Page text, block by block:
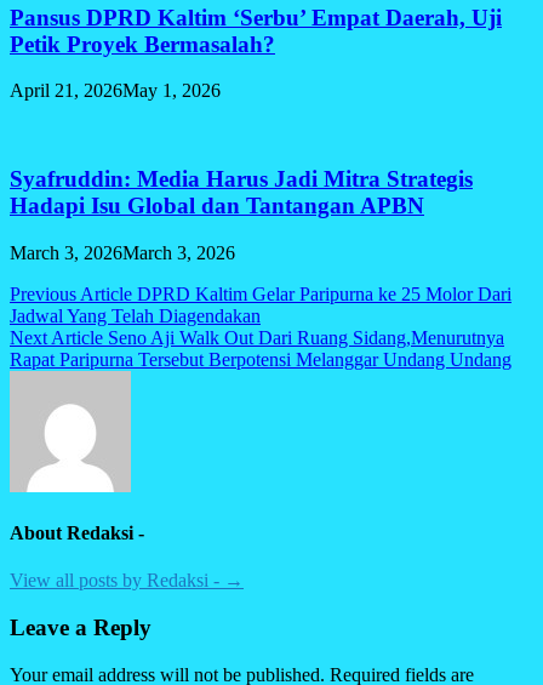
Pansus DPRD Kaltim ‘Serbu’ Empat Daerah, Uji
Petik Proyek Bermasalah?
April 21, 2026May 1, 2026
Syafruddin: Media Harus Jadi Mitra Strategis
Hadapi Isu Global dan Tantangan APBN
March 3, 2026March 3, 2026
Post
navigation
Previous Article DPRD Kaltim Gelar Paripurna ke 25 Molor Dari
Jadwal Yang Telah Diagendakan
Next Article Seno Aji Walk Out Dari Ruang Sidang,Menurutnya
Rapat Paripurna Tersebut Berpotensi Melanggar Undang Undang
About Redaksi -
View all posts by Redaksi - →
Leave a Reply
Your email address will not be published. Required fields are